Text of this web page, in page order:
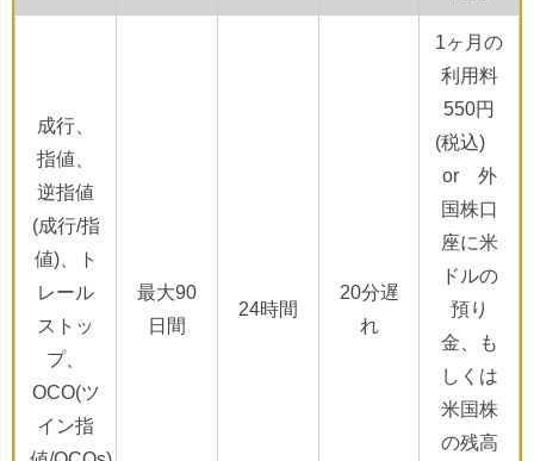
成行、
指値、
逆指値
(成行/指
値)、ト
レール
ストッ
プ、
OCO(ツ
イン指
最大90
日間
24時間
20分遅
れ
1ヶ月の
利用料
550円
(税込)
or 外
国株口
座に米
ドルの
預り
金、も
しくは
米国株
の残高